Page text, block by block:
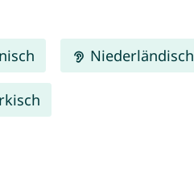
Niederländisch